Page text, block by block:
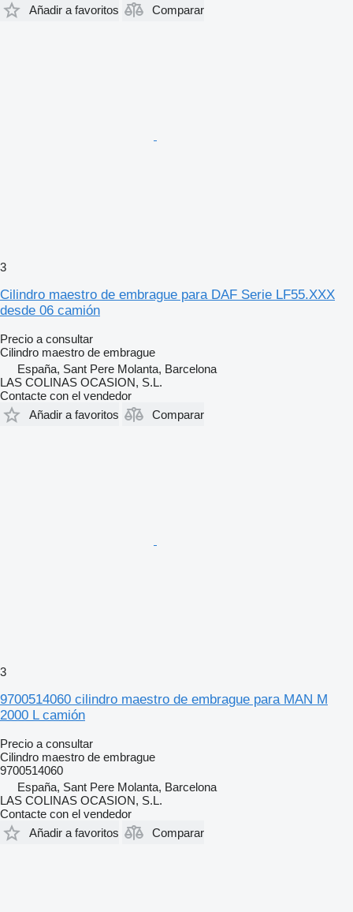
Añadir a favoritos
Comparar
3
Cilindro maestro de embrague para DAF Serie LF55.XXX
desde 06 camión
Precio a consultar
Cilindro maestro de embrague
España, Sant Pere Molanta, Barcelona
LAS COLINAS OCASION, S.L.
Contacte con el vendedor
Añadir a favoritos
Comparar
3
9700514060 cilindro maestro de embrague para MAN M
2000 L camión
Precio a consultar
Cilindro maestro de embrague
9700514060
España, Sant Pere Molanta, Barcelona
LAS COLINAS OCASION, S.L.
Contacte con el vendedor
Añadir a favoritos
Comparar